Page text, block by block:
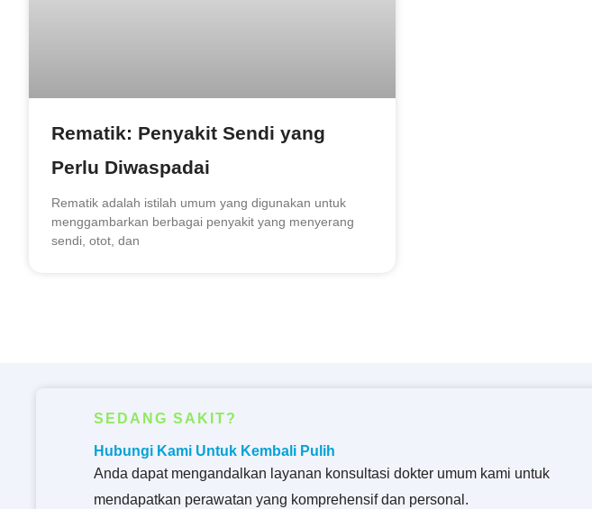
Rematik: Penyakit Sendi yang
Perlu Diwaspadai
Rematik adalah istilah umum yang digunakan untuk
menggambarkan berbagai penyakit yang menyerang
sendi, otot, dan
SEDANG SAKIT?
Hubungi Kami Untuk Kembali Pulih
Anda dapat mengandalkan layanan konsultasi dokter umum kami untuk
mendapatkan perawatan yang komprehensif dan personal.